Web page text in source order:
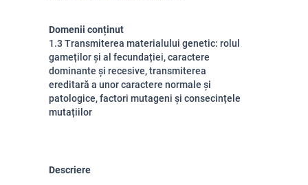
Domenii conținut
1.3 Transmiterea materialului genetic: rolul
gameților și al fecundației, caractere
dominante și recesive, transmiterea
ereditară a unor caractere normale și
patologice, factori mutageni și consecințele
mutațiilor
Descriere